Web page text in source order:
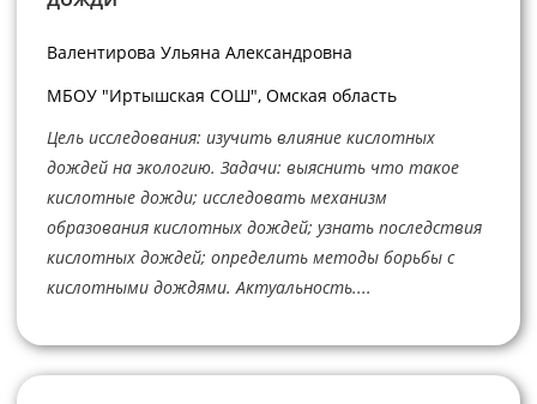
Валентирова Ульяна Александровна
МБОУ "Иртышская СОШ", Омская область
Цель исследования: изучить влияние кислотных
дождей на экологию. Задачи: выяснить что такое
кислотные дожди; исследовать механизм
образования кислотных дождей; узнать последствия
кислотных дождей; определить методы борьбы с
кислотными дождями. Актуальность....